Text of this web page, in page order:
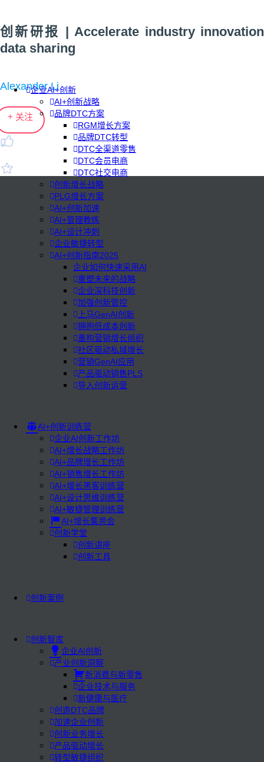
企业AI+创新
AI+创新战略
品牌DTC方案
RGM增长方案
品牌DTC转型
DTC全渠道零售
DTC会员电商
DTC社交电商
创新增长战略
PLG增长方案
AI+创新加速
AI+管理教练
AI+设计冲刺
企业敏捷转型
AI+创新指南2025
企业如何快速采用AI
重塑未来的战略
企业深科技创新
加强创新管控
上马GenAI创新
拥抱低成本创新
重构营销增长组织
社区驱动私域增长
营销GenAI应用
产品驱动销售PLS
导入创新运营
AI+创新训练营
企业AI创新工作坊
AI+增长战略工作坊
AI+品牌增长工作坊
AI+销售增长工作坊
AI+增长黑客训练营
AI+设计思维训练营
AI+敏捷管理训练营
AI+增长集思会
创新学堂
创新讲座
创新工具
创新案例
创新智库
企业AI创新
产业创新洞察
新消费与新零售
企业技术与服务
新健康与医疗
创造DTC品牌
加速企业创新
创新业务增长
产品驱动增长
转型敏捷组织
创新研报 | Accelerate industry innovation
data sharing
Alexander Li
+ 关注